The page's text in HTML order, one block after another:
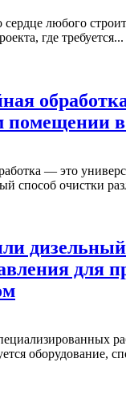
любого
где требуется...
помещении
— это
способ очистки
для
оборудование,